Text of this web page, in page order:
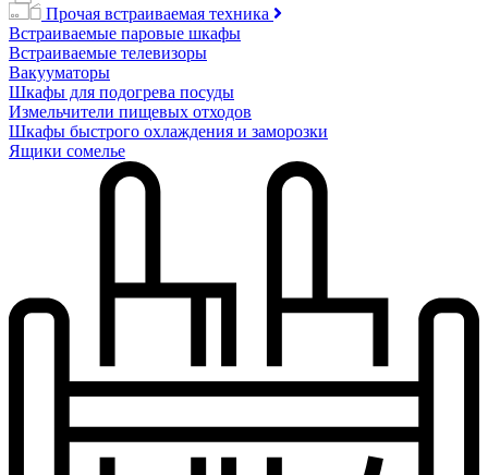
Прочая встраиваемая техника
Встраиваемые паровые шкафы
Встраиваемые телевизоры
Вакууматоры
Шкафы для подогрева посуды
Измельчители пищевых отходов
Шкафы быстрого охлаждения и заморозки
Ящики сомелье